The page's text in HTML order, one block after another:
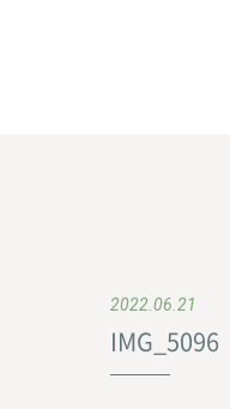
2022.06.21
IMG_5096